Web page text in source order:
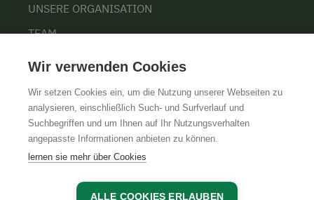
UNSERE ORGANISATION
TEAM
KARRIERE
AGBIMPRESSUMDATENSCHUTZ
Wir verwenden Cookies
Wir setzen Cookies ein, um die Nutzung unserer Webseiten zu
analysieren, einschließlich Such- und Surfverlauf und
Suchbegriffen und um Ihnen auf Ihr Nutzungsverhalten
angepasste Informationen anbieten zu können.
lernen sie mehr über Cookies
ALLE COOKIES ERLAUBEN